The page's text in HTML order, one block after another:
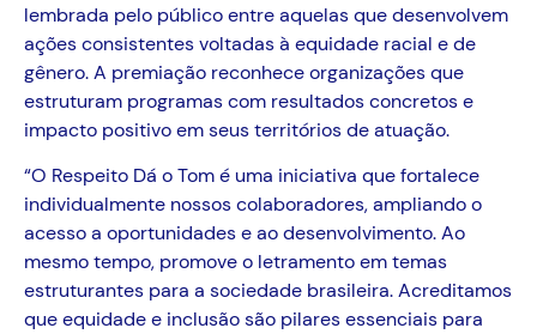
lembrada pelo público entre aquelas que desenvolvem
ações consistentes voltadas à equidade racial e de
gênero. A premiação reconhece organizações que
estruturam programas com resultados concretos e
impacto positivo em seus territórios de atuação.
“O Respeito Dá o Tom é uma iniciativa que fortalece
individualmente nossos colaboradores, ampliando o
acesso a oportunidades e ao desenvolvimento. Ao
mesmo tempo, promove o letramento em temas
estruturantes para a sociedade brasileira. Acreditamos
que equidade e inclusão são pilares essenciais para